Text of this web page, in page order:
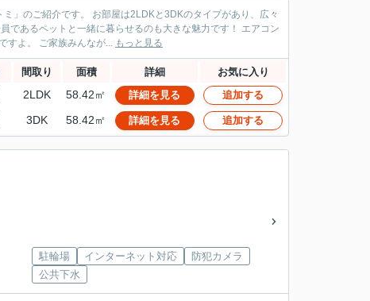
3DKのタイプがあり、広々
も付いており、駅からの道のりにはスーパーなどもあるので、毎日のお買い物も便利ですよ。 ご家族みんなが... もっと見る
間取り 面積 詳細 お気に入り
2LDK 58.42㎡ 詳細を見る 追加する
3DK 58.42㎡ 詳細を見る 追加する
駐輪場 インターネット対応
防犯カメラ
公共下水